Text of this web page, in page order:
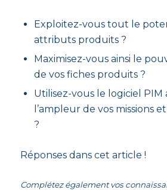
Exploitez-vous tout le
attributs produits ?
Maximisez-vous ainsi le
de vos fiches produits ?
Utilisez-vous le logiciel PIM
l’ampleur de vos missions
?
Réponses dans cet article !
Complétez également vos